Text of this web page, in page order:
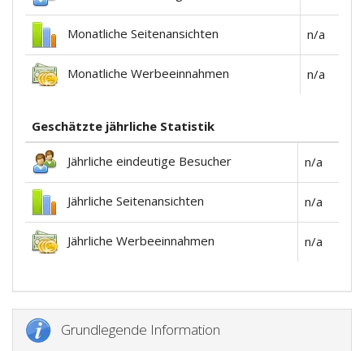
Monatliche Seitenansichten n/a
Monatliche Werbeeinnahmen n/a
Geschätzte jährliche Statistik
Jährliche eindeutige Besucher n/a
Jährliche Seitenansichten n/a
Jährliche Werbeeinnahmen n/a
Grundlegende Information